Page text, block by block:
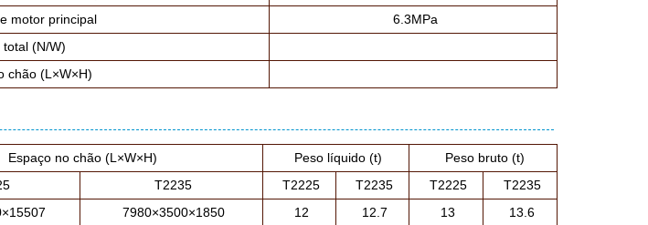
motor principal
6.3MPa
total (N/W)
chão (L×W×H)
Espaço no chão (L×W×H) Peso líquido (t)
Peso bruto (t)
T2235 T2225 T2235 T2225
T2235
7980×3500×1850 12 12.7 13
13.6